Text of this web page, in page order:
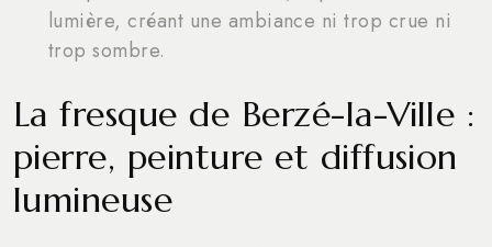
lumière, créant une ambiance ni trop crue ni
trop sombre.
La fresque de Berzé-la-Ville :
pierre, peinture et diffusion
lumineuse